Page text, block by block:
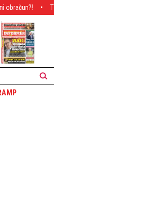
Tinejdžer (19) sejao strah po Novom Sadu: